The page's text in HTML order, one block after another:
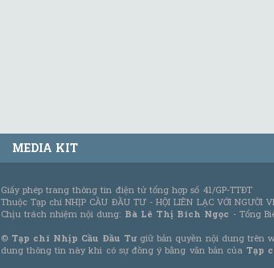
MEDIA KIT
Giấy phép trang thông tin điện tử tổng hợp số 41/GP-TTĐT
Thuộc Tạp chí NHỊP CẦU ĐẦU TƯ - HỘI LIÊN LẠC VỚI NGƯỜI
Chịu trách nhiệm nội dung: Bà Lê Thị Bích Ngọc - Tổng
© Tạp chí Nhịp Cầu Đầu Tưgiữ bản quyền nội dung trên
dung thông tin này khi có sự đồng ý bằng văn bản của Tạp